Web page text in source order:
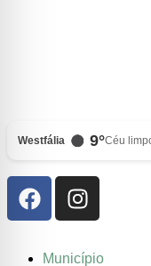
Westfália 9°Céu
Município